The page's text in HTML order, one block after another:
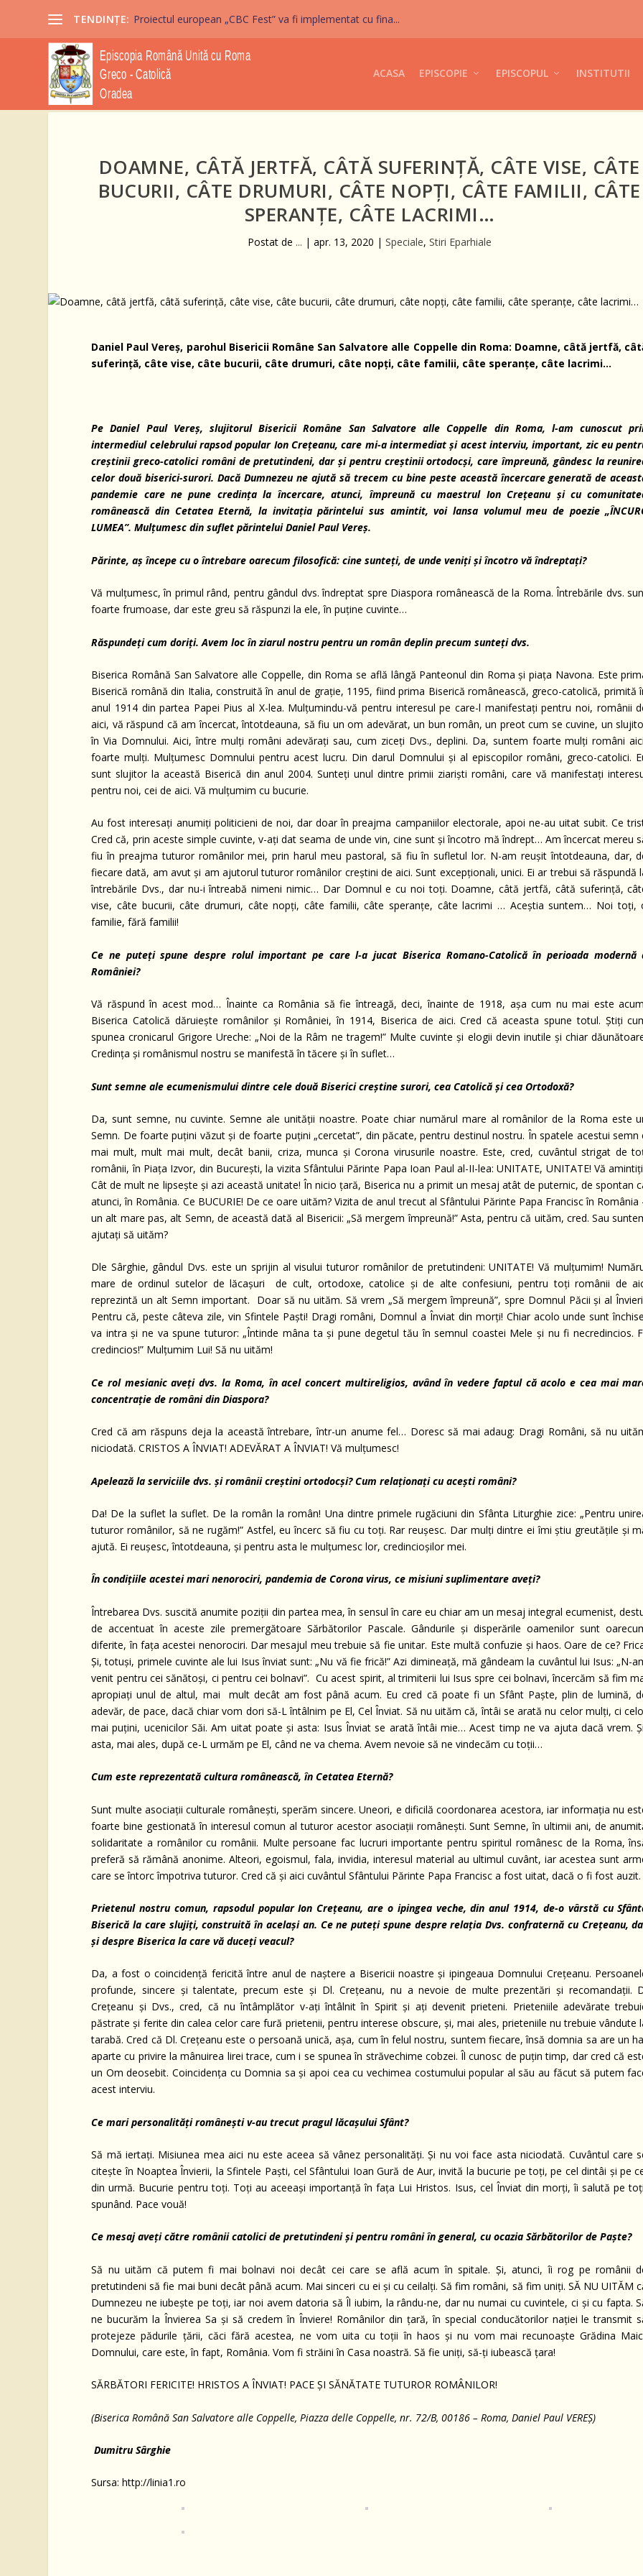
TENDINȚE: Proiectul european „CBC Fest” va fi implementat cu fina...
ACASA EPISCOPIE EPISCOPUL INSTITUTII
DOAMNE, CÂTĂ JERTFĂ, CÂTĂ SUFERINȚĂ, CÂTE VISE, CÂTE
BUCURII, CÂTE DRUMURI, CÂTE NOPȚI, CÂTE FAMILII, CÂTE
SPERANȚE, CÂTE LACRIMI…
Postat de ... | apr. 13, 2020 | Speciale, Stiri Eparhiale
Daniel Paul Vereș, parohul Bisericii Române San Salvatore alle Coppelle din Roma: Doamne, câtă jertfă,
suferință, câte vise, câte bucurii, câte drumuri, câte nopți, câte familii, câte speranțe, câte lacrimi…
Pe Daniel Paul Vereș, slujitorul Bisericii Române San Salvatore alle Coppelle din Roma, l-am cunoscut
intermediul celebrului rapsod popular Ion Crețeanu, care mi-a intermediat și acest interviu, important, zic eu
creștinii greco-catolici români de pretutindeni, dar și pentru creștinii ortodocși, care împreună, gândesc la
celor două biserici-surori. Dacă Dumnezeu ne ajută să trecem cu bine peste această încercare generată de
pandemie care ne pune credința la încercare, atunci, împreună cu maestrul Ion Crețeanu și cu
românească din Cetatea Eternă, la invitația părintelui sus amintit, voi lansa volumul meu de poezie
LUMEA”. Mulțumesc din suflet părintelui Daniel Paul Vereș.
Părinte, aș începe cu o întrebare oarecum filosofică: cine sunteți, de unde veniți și încotro vă îndreptați?
Vă mulțumesc, în primul rând, pentru gândul dvs. îndreptat spre Diaspora românească de la Roma. Întrebările dvs.
foarte frumoase, dar este greu să răspunzi la ele, în puține cuvinte…
Răspundeți cum doriți. Avem loc în ziarul nostru pentru un român deplin precum sunteți dvs.
Biserica Română San Salvatore alle Coppelle, din Roma se află lângă Panteonul din Roma și piața Navona. Este
Biserică română din Italia, construită în anul de grație, 1195, fiind prima Biserică românească, greco-catolică, primită
anul 1914 din partea Papei Pius al X-lea. Mulțumindu-vă pentru interesul pe care-l manifestați pentru noi, românii
aici, vă răspund că am încercat, întotdeauna, să fiu un om adevărat, un bun român, un preot cum se cuvine, un
în Via Domnului. Aici, între mulți români adevărați sau, cum ziceți Dvs., deplini. Da, suntem foarte mulți români
foarte mulți. Mulțumesc Domnului pentru acest lucru. Din darul Domnului și al episcopilor români, greco-catolici.
sunt slujitor la această Biserică din anul 2004. Sunteți unul dintre primii ziariști români, care vă manifestați
pentru noi, cei de aici. Vă mulțumim cu bucurie.
Au fost interesați anumiți politicieni de noi, dar doar în preajma campaniilor electorale, apoi ne-au uitat subit. Ce
Cred că, prin aceste simple cuvinte, v-ați dat seama de unde vin, cine sunt și încotro mă îndrept… Am încercat mereu
fiu în preajma tuturor românilor mei, prin harul meu pastoral, să fiu în sufletul lor. N-am reușit întotdeauna, dar,
fiecare dată, am avut și am ajutorul tuturor românilor creștini de aici. Sunt excepționali, unici. Ei ar trebui să răspundă
întrebările Dvs., dar nu-i întreabă nimeni nimic… Dar Domnul e cu noi toți. Doamne, câtă jertfă, câtă suferință,
vise, câte bucurii, câte drumuri, câte nopți, câte familii, câte speranțe, câte lacrimi … Aceștia suntem… Noi toți,
familie, fără familii!
Ce ne puteți spune despre rolul important pe care l-a jucat Biserica Romano-Catolică în perioada modernă
României?
Vă răspund în acest mod… Înainte ca România să fie întreagă, deci, înainte de 1918, așa cum nu mai este
Biserica Catolică dăruiește românilor și României, în 1914, Biserica de aici. Cred că aceasta spune totul. Știți
spunea cronicarul Grigore Ureche: „Noi de la Râm ne tragem!” Multe cuvinte și elogii devin inutile și chiar
Credința și românismul nostru se manifestă în tăcere și în suflet…
Sunt semne ale ecumenismului dintre cele două Biserici creștine surori, cea Catolică și cea Ortodoxă?
Da, sunt semne, nu cuvinte. Semne ale unității noastre. Poate chiar numărul mare al românilor de la Roma este
Semn. De foarte puțini văzut și de foarte puțini „cercetat”, din păcate, pentru destinul nostru. În spatele acestui semn
mai mult, mult mai mult, decât banii, criza, munca și Corona virusurile noastre. Este, cred, cuvântul strigat de
românii, în Piața Izvor, din București, la vizita Sfântului Părinte Papa Ioan Paul al-II-lea: UNITATE, UNITATE! Vă
Cât de mult ne lipsește și azi această unitate! În nicio țară, Biserica nu a primit un mesaj atât de puternic, de spontan
atunci, în România. Ce BUCURIE! De ce oare uităm? Vizita de anul trecut al Sfântului Părinte Papa Francisc în România
un alt mare pas, alt Semn, de această dată al Bisericii: „Să mergem împreună!” Asta, pentru că uităm, cred. Sau
ajutați să uităm?
Dle Sârghie, gândul Dvs. este un sprijin al visului tuturor românilor de pretutindeni: UNITATE! Vă mulțumim!
mare de ordinul sutelor de lăcașuri de cult, ortodoxe, catolice și de alte confesiuni, pentru toți românii de
reprezintă un alt Semn important. Doar să nu uităm. Să vrem „Să mergem împreună”, spre Domnul Păcii și al
Pentru că, peste câteva zile, vin Sfintele Paști! Dragi români, Domnul a Înviat din morți! Chiar acolo unde sunt
va intra și ne va spune tuturor: „Întinde mâna ta și pune degetul tău în semnul coastei Mele și nu fi necredincios.
credincios!” Mulțumim Lui! Să nu uităm!
Ce rol mesianic aveți dvs. la Roma, în acel concert multireligios, având în vedere faptul că acolo e cea mai
concentrație de români din Diaspora?
Cred că am răspuns deja la această întrebare, într-un anume fel… Doresc să mai adaug: Dragi Români, să nu
niciodată. CRISTOS A ÎNVIAT! ADEVĂRAT A ÎNVIAT! Vă mulțumesc!
Apelează la serviciile dvs. și românii creștini ortodocși? Cum relaționați cu acești români?
Da! De la suflet la suflet. De la român la român! Una dintre primele rugăciuni din Sfânta Liturghie zice: „Pentru
tuturor românilor, să ne rugăm!” Astfel, eu încerc să fiu cu toți. Rar reușesc. Dar mulți dintre ei îmi știu greutățile și
ajută. Ei reușesc, întotdeauna, și pentru asta le mulțumesc lor, credincioșilor mei.
În condițiile acestei mari nenorociri, pandemia de Corona virus, ce misiuni suplimentare aveți?
Întrebarea Dvs. suscită anumite poziții din partea mea, în sensul în care eu chiar am un mesaj integral ecumenist,
de accentuat în aceste zile premergătoare Sărbătorilor Pascale. Gândurile și disperările oamenilor sunt
diferite, în fața acestei nenorociri. Dar mesajul meu trebuie să fie unitar. Este multă confuzie și haos. Oare de ce?
Și, totuși, primele cuvinte ale lui Isus înviat sunt: „Nu vă fie frică!” Azi dimineață, mă gândeam la cuvântul lui Isus: „N-
venit pentru cei sănătoși, ci pentru cei bolnavi”. Cu acest spirit, al trimiterii lui Isus spre cei bolnavi, încercăm să fim
apropiați unul de altul, mai mult decât am fost până acum. Eu cred că poate fi un Sfânt Paște, plin de lumină,
adevăr, de pace, dacă chiar vom dori să-L întâlnim pe El, Cel Înviat. Să nu uităm că, întâi se arată nu celor mulți, ci
mai puțini, ucenicilor Săi. Am uitat poate și asta: Isus Înviat se arată întâi mie… Acest timp ne va ajuta dacă vrem.
asta, mai ales, după ce-L urmăm pe El, când ne va chema. Avem nevoie să ne vindecăm cu toții…
Cum este reprezentată cultura românească, în Cetatea Eternă?
Sunt multe asociații culturale românești, sperăm sincere. Uneori, e dificilă coordonarea acestora, iar informația nu
foarte bine gestionată în interesul comun al tuturor acestor asociații românești. Sunt Semne, în ultimii ani, de
solidaritate a românilor cu românii. Multe persoane fac lucruri importante pentru spiritul românesc de la Roma,
preferă să rămână anonime. Alteori, egoismul, fala, invidia, interesul material au ultimul cuvânt, iar acestea sunt
care se întorc împotriva tuturor. Cred că și aici cuvântul Sfântului Părinte Papa Francisc a fost uitat, dacă o fi fost auzit.
Prietenul nostru comun, rapsodul popular Ion Crețeanu, are o ipingea veche, din anul 1914, de-o vârstă cu
Biserică la care slujiți, construită în același an. Ce ne puteți spune despre relația Dvs. confraternă cu Crețeanu,
și despre Biserica la care vă duceți veacul?
Da, a fost o coincidență fericită între anul de naștere a Bisericii noastre și ipingeaua Domnului Crețeanu.
profunde, sincere și talentate, precum este și Dl. Crețeanu, nu a nevoie de multe prezentări și recomandații.
Crețeanu și Dvs., cred, că nu întâmplător v-ați întâlnit în Spirit și ați devenit prieteni. Prieteniile adevărate
păstrate și ferite din calea celor care fură prietenii, pentru interese obscure, și, mai ales, prieteniile nu trebuie vândute
tarabă. Cred că Dl. Crețeanu este o persoană unică, așa, cum în felul nostru, suntem fiecare, însă domnia sa are un
aparte cu privire la mânuirea lirei trace, cum i se spunea în străvechime cobzei. Îl cunosc de puțin timp, dar cred că
un Om deosebit. Coincidența cu Domnia sa și apoi cea cu vechimea costumului popular al său au făcut să putem
acest interviu.
Ce mari personalități românești v-au trecut pragul lăcașului Sfânt?
Să mă iertați. Misiunea mea aici nu este aceea să vânez personalități. Și nu voi face asta niciodată. Cuvântul care
citește în Noaptea Învierii, la Sfintele Paști, cel Sfântului Ioan Gură de Aur, invită la bucurie pe toți, pe cel dintâi și pe
din urmă. Bucurie pentru toți. Toți au aceeași importanță în fața Lui Hristos. Isus, cel Înviat din morți, îi salută pe
spunând. Pace vouă!
Ce mesaj aveți către românii catolici de pretutindeni și pentru români în general, cu ocazia Sărbătorilor de Paște?
Să nu uităm că putem fi mai bolnavi noi decât cei care se află acum în spitale. Și, atunci, îi rog pe românii
pretutindeni să fie mai buni decât până acum. Mai sinceri cu ei și cu ceilalți. Să fim români, să fim uniți. SĂ NU UITĂM
Dumnezeu ne iubește pe toți, iar noi avem datoria să Îl iubim, la rându-ne, dar nu numai cu cuvintele, ci și cu fapta.
ne bucurăm la Învierea Sa și să credem în Înviere! Românilor din țară, în special conducătorilor nației le transmit
protejeze pădurile țării, căci fără acestea, ne vom uita cu toții în haos și nu vom mai recunoaște Grădina
Domnului, care este, în fapt, România. Vom fi străini în Casa noastră. Să fie uniți, să-ți iubească țara!
SĂRBĂTORI FERICITE! HRISTOS A ÎNVIAT! PACE ȘI SĂNĂTATE TUTUROR ROMÂNILOR!
(Biserica Română San Salvatore alle Coppelle, Piazza delle Coppelle, nr. 72/B, 00186 – Roma, Daniel Paul VEREȘ)
Dumitru Sârghie
Sursa: http://linia1.ro